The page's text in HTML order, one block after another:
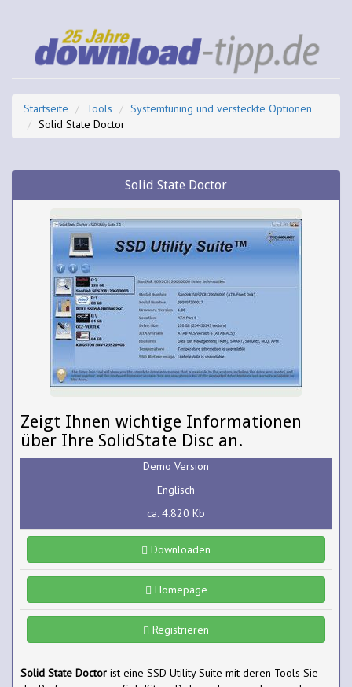
Startseite Tools
Systemtuning und versteckte Optionen
Solid State Doctor
Solid State Doctor
Zeigt Ihnen wichtige Informationen
über Ihre SolidState Disc an.
Demo Version
Englisch
ca. 4.820 Kb
Downloaden
Homepage
Registrieren
Solid State Doctor ist eine SSD Utility Suite mit deren Tools Sie